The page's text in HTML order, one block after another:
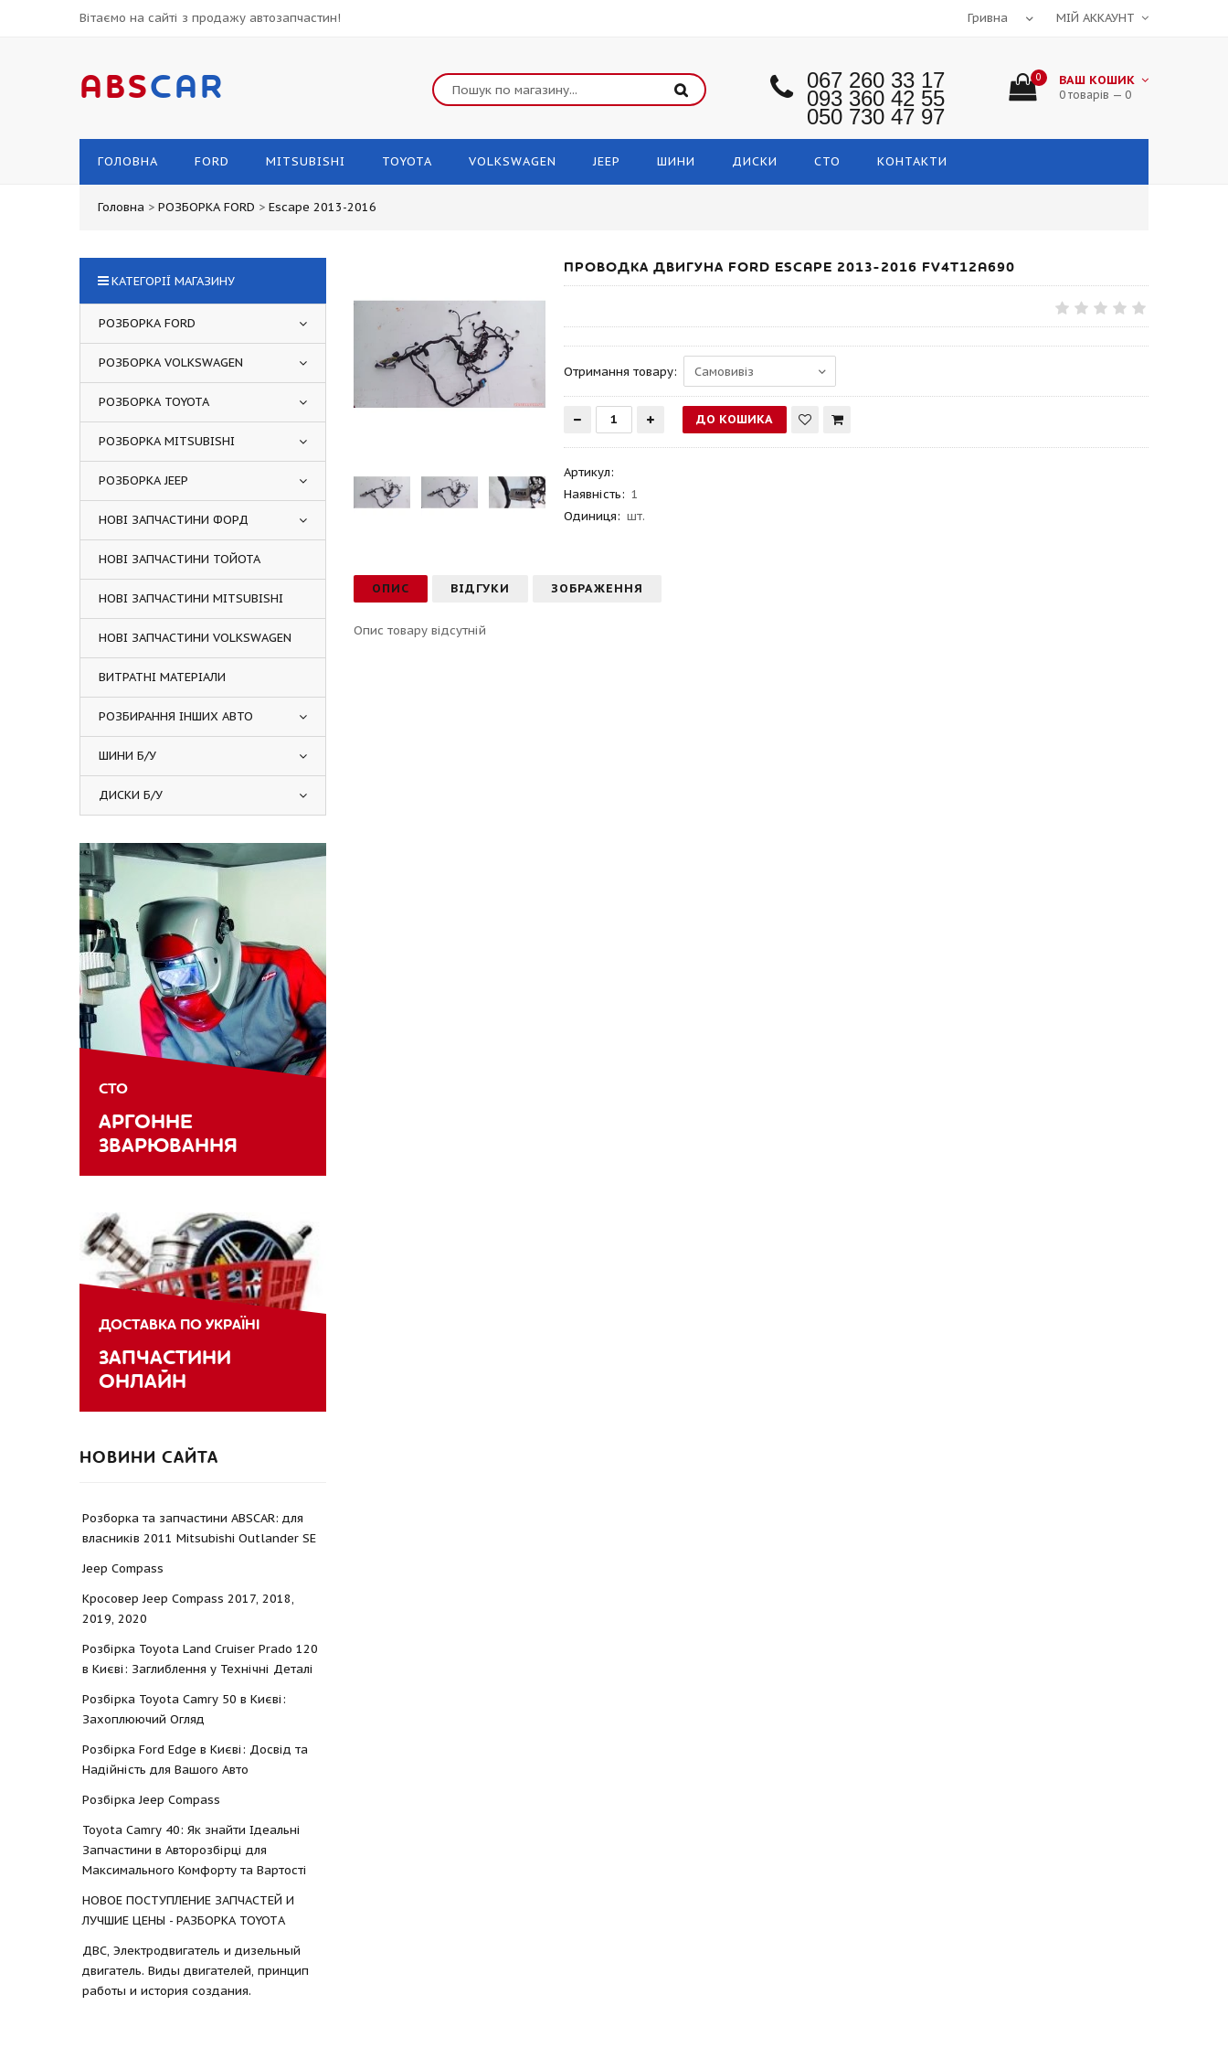
Вітаємо на сайті з продажу автозапчастин! МІЙ АККАУНТ
ABSCAR 067 260 33 17
093 360 42 55
050 730 47 97
0 ВАШ КОШИК
0 товарів — 0
ГОЛОВНА FORD MITSUBISHI TOYOTA VOLKSWAGEN JEEP ШИНИ ДИСКИ СТО КОНТАКТИ
Головна > РОЗБОРКА FORD > Escape 2013-2016
ПРОВОДКА ДВИГУНА FORD ESCAPE 2013-2016 FV4T12A690
Отримання товару:
Артикул:
Наявність: 1
Одиниця: шт.
ОПИС ВІДГУКИ ЗОБРАЖЕННЯ
Опис товару відсутній
КАТЕГОРІЇ МАГАЗИНУ
РОЗБОРКА FORD
РОЗБОРКА VOLKSWAGEN
РОЗБОРКА TOYOTA
РОЗБОРКА MITSUBISHI
РОЗБОРКА JEEP
НОВІ ЗАПЧАСТИНИ ФОРД
НОВІ ЗАПЧАСТИНИ ТОЙОТА
НОВІ ЗАПЧАСТИНИ MITSUBISHI
НОВІ ЗАПЧАСТИНИ VOLKSWAGEN
ВИТРАТНІ МАТЕРІАЛИ
РОЗБИРАННЯ ІНШИХ АВТО
ШИНИ Б/У
ДИСКИ Б/У
СТО
АРГОННЕ
ЗВАРЮВАННЯ
ДОСТАВКА ПО УКРАЇНІ
ЗАПЧАСТИНИ
ОНЛАЙН
НОВИНИ САЙТА
Розборка та запчастини ABSCAR: для
власників 2011 Mitsubishi Outlander SE
Jeep Compass
Кросовер Jeep Compass 2017, 2018,
2019, 2020
Розбірка Toyota Land Cruiser Prado 120
в Києві: Заглиблення у Технічні Деталі
Розбірка Toyota Camry 50 в Києві:
Захоплюючий Огляд
Розбірка Ford Edge в Києві: Досвід та
Надійність для Вашого Авто
Розбірка Jeep Compass
Toyota Camry 40: Як знайти Ідеальні
Запчастини в Авторозбірці для
Максимального Комфорту та Вартості
НОВОЕ ПОСТУПЛЕНИЕ ЗАПЧАСТЕЙ И
ЛУЧШИЕ ЦЕНЫ - РАЗБОРКА TOYOTА
ДВС, Электродвигатель и дизельный
двигатель. Виды двигателей, принцип
работы и история создания.